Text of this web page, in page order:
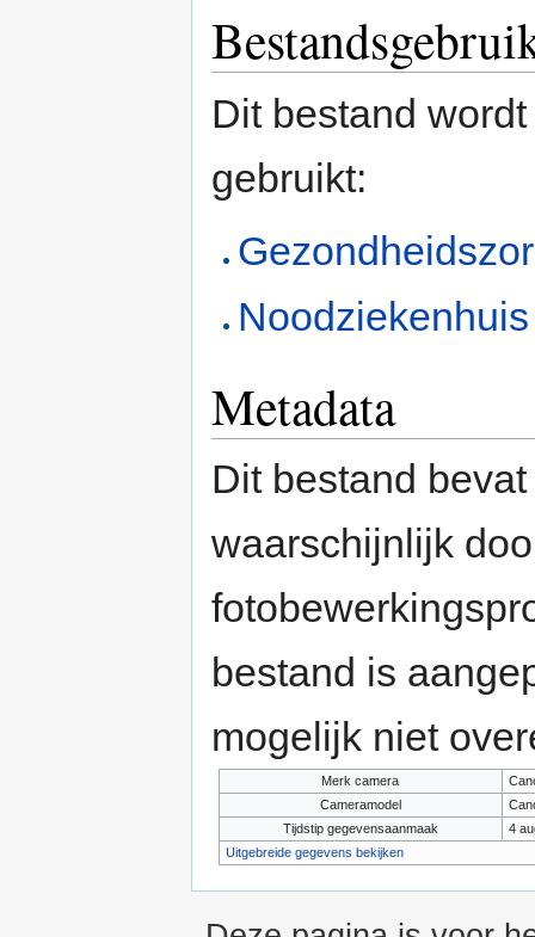
Dit bestand
gebruikt:
Metadata
Dit bestand
waarschijnlijk
bestand is
mogelijk niet
Merk camera
Cameramodel
Tijdstip gegevensaanmaak
4
Uitgebreide gegevens bekijken